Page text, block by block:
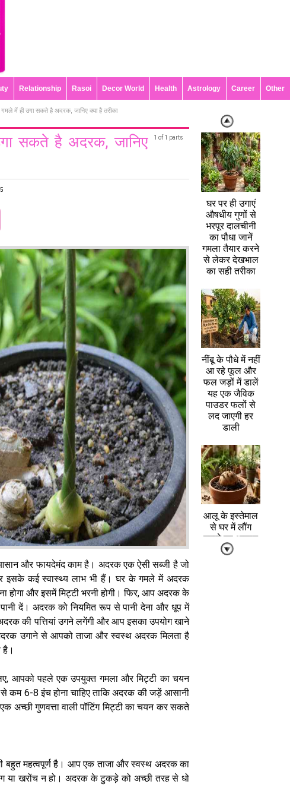
Relationship Rasoi Decor World Health Astrology Career Other
में ही उगा सकते है अदरक, जानिए क्या है तरीका
1 of 1 parts
सकते है अदरक, जानिए
और फायदेमंद काम है। अदरक एक ऐसी सब्जी है जो
इसके कई स्वास्थ्य लाभ भी हैं। घर के गमले में अदरक
होगा और इसमें मिट्टी भरनी होगी। फिर, आप अदरक के
दें। अदरक को नियमित रूप से पानी देना और धूप में
की पत्तियां उगने लगेंगी और आप इसका उपयोग खाने
उगाने से आपको ताजा और स्वस्थ अदरक मिलता है
है।
आपको पहले एक उपयुक्त गमला और मिट्टी का चयन
कम 6-8 इंच होना चाहिए ताकि अदरक की जड़ें आसानी
गुणवत्ता वाली पॉटिंग मिट्टी का चयन कर सकते
महत्वपूर्ण है। आप एक ताजा और स्वस्थ अदरक का
या खरोंच न हो। अदरक के टुकड़े को अच्छी तरह से धो
घर पर ही उगाएं
औषधीय गुणों से
भरपूर दालचीनी
का पौधा जानें
गमला तैयार करने
से लेकर देखभाल
का सही तरीका
नींबू के पौधे में नहीं
आ रहे फूल और
फल जड़ों में डालें
यह एक जैविक
पाउडर फलों से
लद जाएगी हर
डाली
आलू के इस्तेमाल
से घर में लौंग
उगाने का आसान
और असरदार